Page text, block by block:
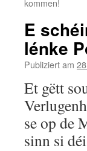
kommen!
E
lénke
Publiziert am
Et gëtt
se op de
sinn si